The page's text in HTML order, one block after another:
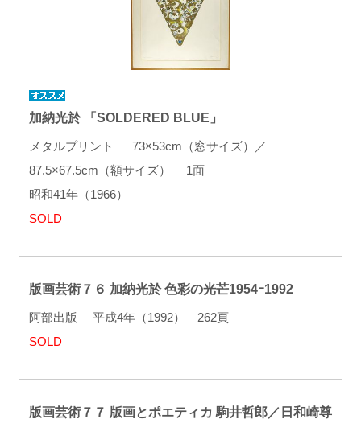
加納光於 「SOLDERED BLUE」
メタルプリント 73×53cm（窓サイズ）／
87.5×67.5cm（額サイズ） 1面
昭和41年（1966）
SOLD
版画芸術７６ 加納光於 色彩の光芒1954ｰ1992
阿部出版 平成4年（1992） 262頁
SOLD
版画芸術７７ 版画とポエティカ 駒井哲郎／日和崎尊